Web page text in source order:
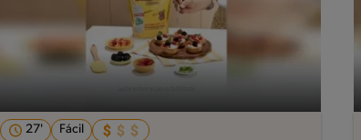
27' Fácil